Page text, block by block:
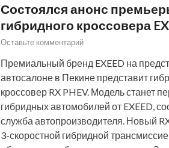
Состоялся анонс
гибридного кроссовера
Оставьте комментарий
Премиальный бренд EXEED на
автосалоне в Пекине представит
кроссовер RX PHEV. Модель станет
гибридных автомобилей от EXEED,
служба автопроизводителя. Новый
3-скоростной гибридной